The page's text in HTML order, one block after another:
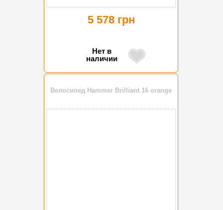
5 578 грн
Нет в
наличии
Велосипед Hammer Brilliant 16 orange